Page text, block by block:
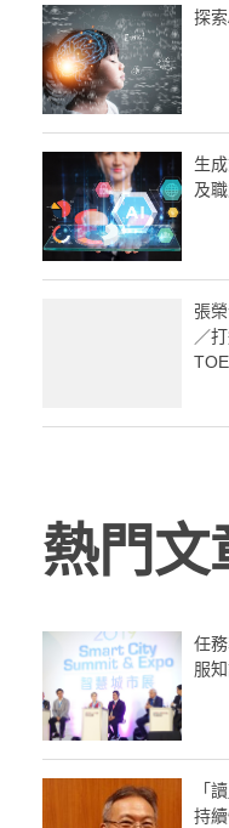
探
生
及
張
／
熱門文
任
服
「
持